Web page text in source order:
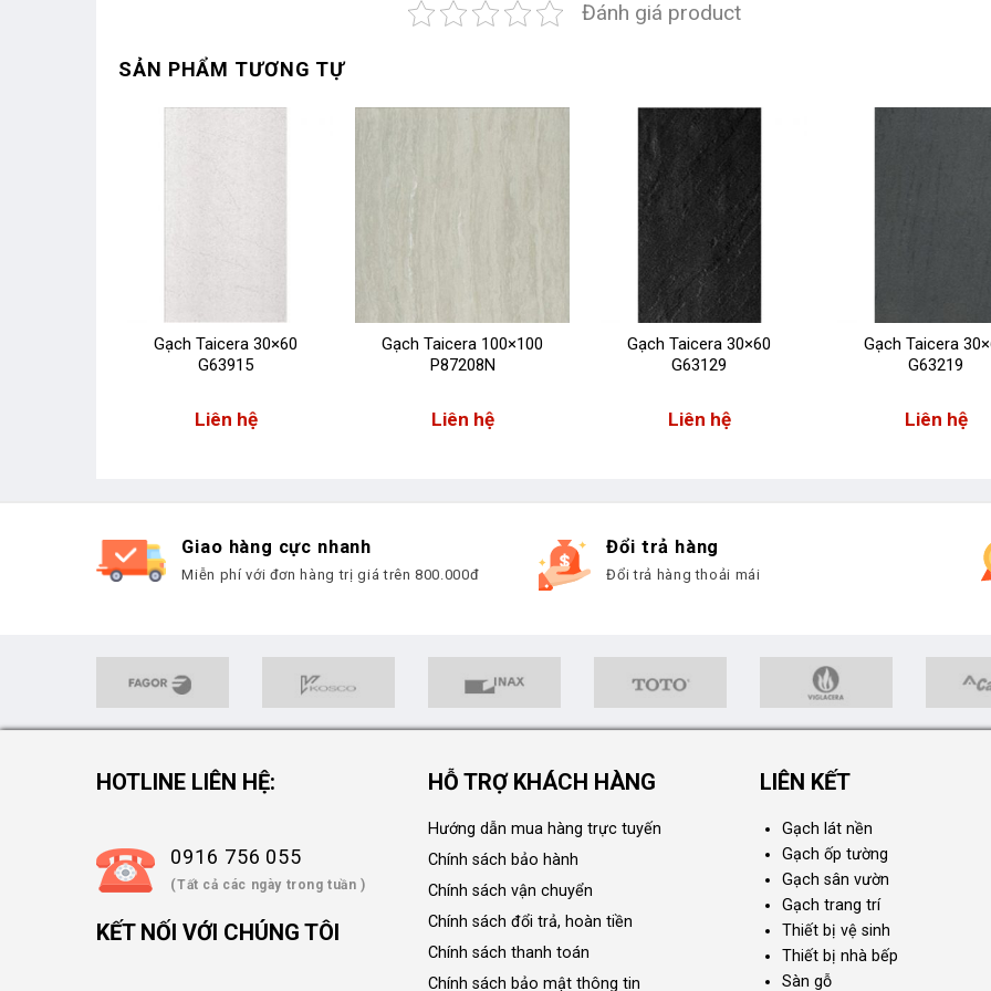
Đánh giá product
SẢN PHẨM TƯƠNG TỰ
Gạch Taicera 30×60
G63915
Liên hệ
Gạch Taicera 100×100
P87208N
Liên hệ
Gạch Taicera 30×60
G63129
Liên hệ
Gạch Taicera
G63219
Liên hệ
Giao hàng cực nhanh
Miễn phí với đơn hàng trị giá trên 800.000đ
Đổi trả hàng
Đổi trả hàng thoải mái
HOTLINE LIÊN HỆ:
0916 756 055
(Tất cả các ngày trong tuần )
KẾT NỐI VỚI CHÚNG TÔI
HỖ TRỢ KHÁCH HÀNG
Hướng dẫn mua hàng trực tuyến
Chính sách bảo hành
Chính sách vận chuyển
Chính sách đổi trả, hoàn tiền
Chính sách thanh toán
Chính sách bảo mật thông tin
LIÊN KẾT
Gạch lát nền
Gạch ốp tường
Gạch sân vườn
Gạch trang trí
Thiết bị vệ sinh
Thiết bị nhà bếp
Sàn gỗ